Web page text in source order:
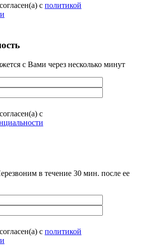
с политикой
с Вами через несколько минут
с
в течение 30 мин. после ее
с политикой